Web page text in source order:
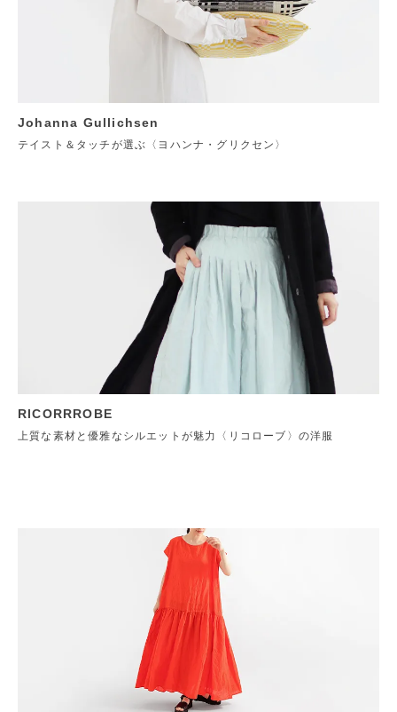
Johanna Gullichsen
テイスト＆タッチが選ぶ〈ヨハンナ・グリクセン〉
RICORRROBE
上質な素材と優雅なシルエットが魅力〈リコローブ〉の洋服